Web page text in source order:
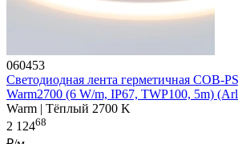
060453
Светодиодная лента герметичная COB-
Warm2700 (6 W/m, IP67, TWP100, 5m)
Warm | Тёплый 2700 K
2 12468